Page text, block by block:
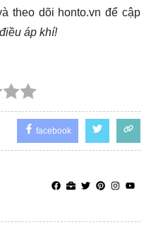
theo dõi honto.vn để cập
áp khí!
facebook